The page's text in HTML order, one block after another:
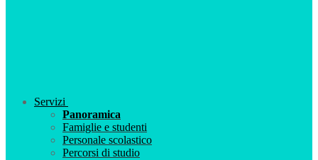
Servizi
Panoramica
Famiglie e studenti
Personale scolastico
Percorsi di studio